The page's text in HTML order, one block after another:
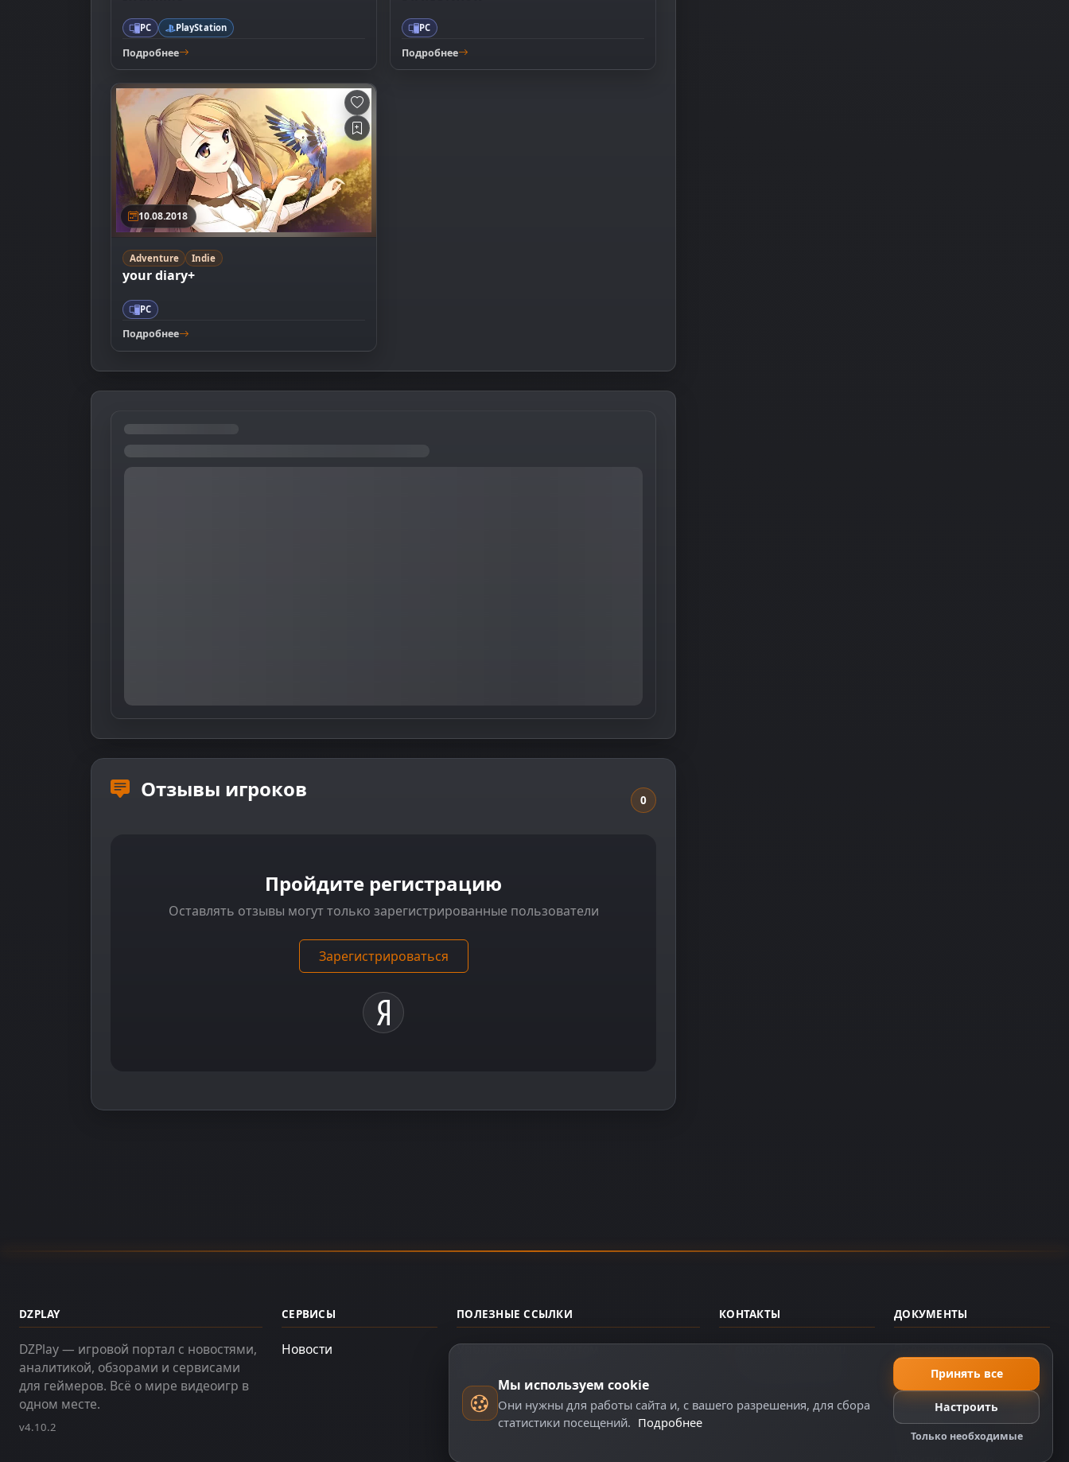
PC PlayStation
Подробнее
PC
Подробнее
10.08.2018
Adventure Indie
your diary+
PC
Подробнее
Отзывы игроков 0
Пройдите регистрацию
Оставлять отзывы могут только зарегистрированные пользователи
Зарегистрироваться
DZPLAY
DZPlay — игровой портал с новостями,
аналитикой, обзорами и сервисами
для геймеров. Всё о мире видеоигр в
одном месте.
v4.10.2
СЕРВИСЫ
Новости
ПОЛЕЗНЫЕ ССЫЛКИ
Управление аккаунтом
КОНТАКТЫ
support@dzplay.ru
ДОКУМЕНТЫ
Пользовательское
соглашение
Политика персональных
данных
Правила оплаты
Мы используем cookie
Они нужны для работы сайта и, с вашего разрешения, для сбора
статистики посещений. Подробнее
Принять все
Настроить
Только необходимые